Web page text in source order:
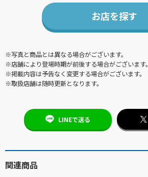
お店を探す
※写真と商品とは異なる場合がございます。
※店舗により登場時期が前後する場合がございます。
※掲載内容は予告なく変更する場合がございます。
※取扱店舗は随時更新となります。
LINEで送る
関連商品